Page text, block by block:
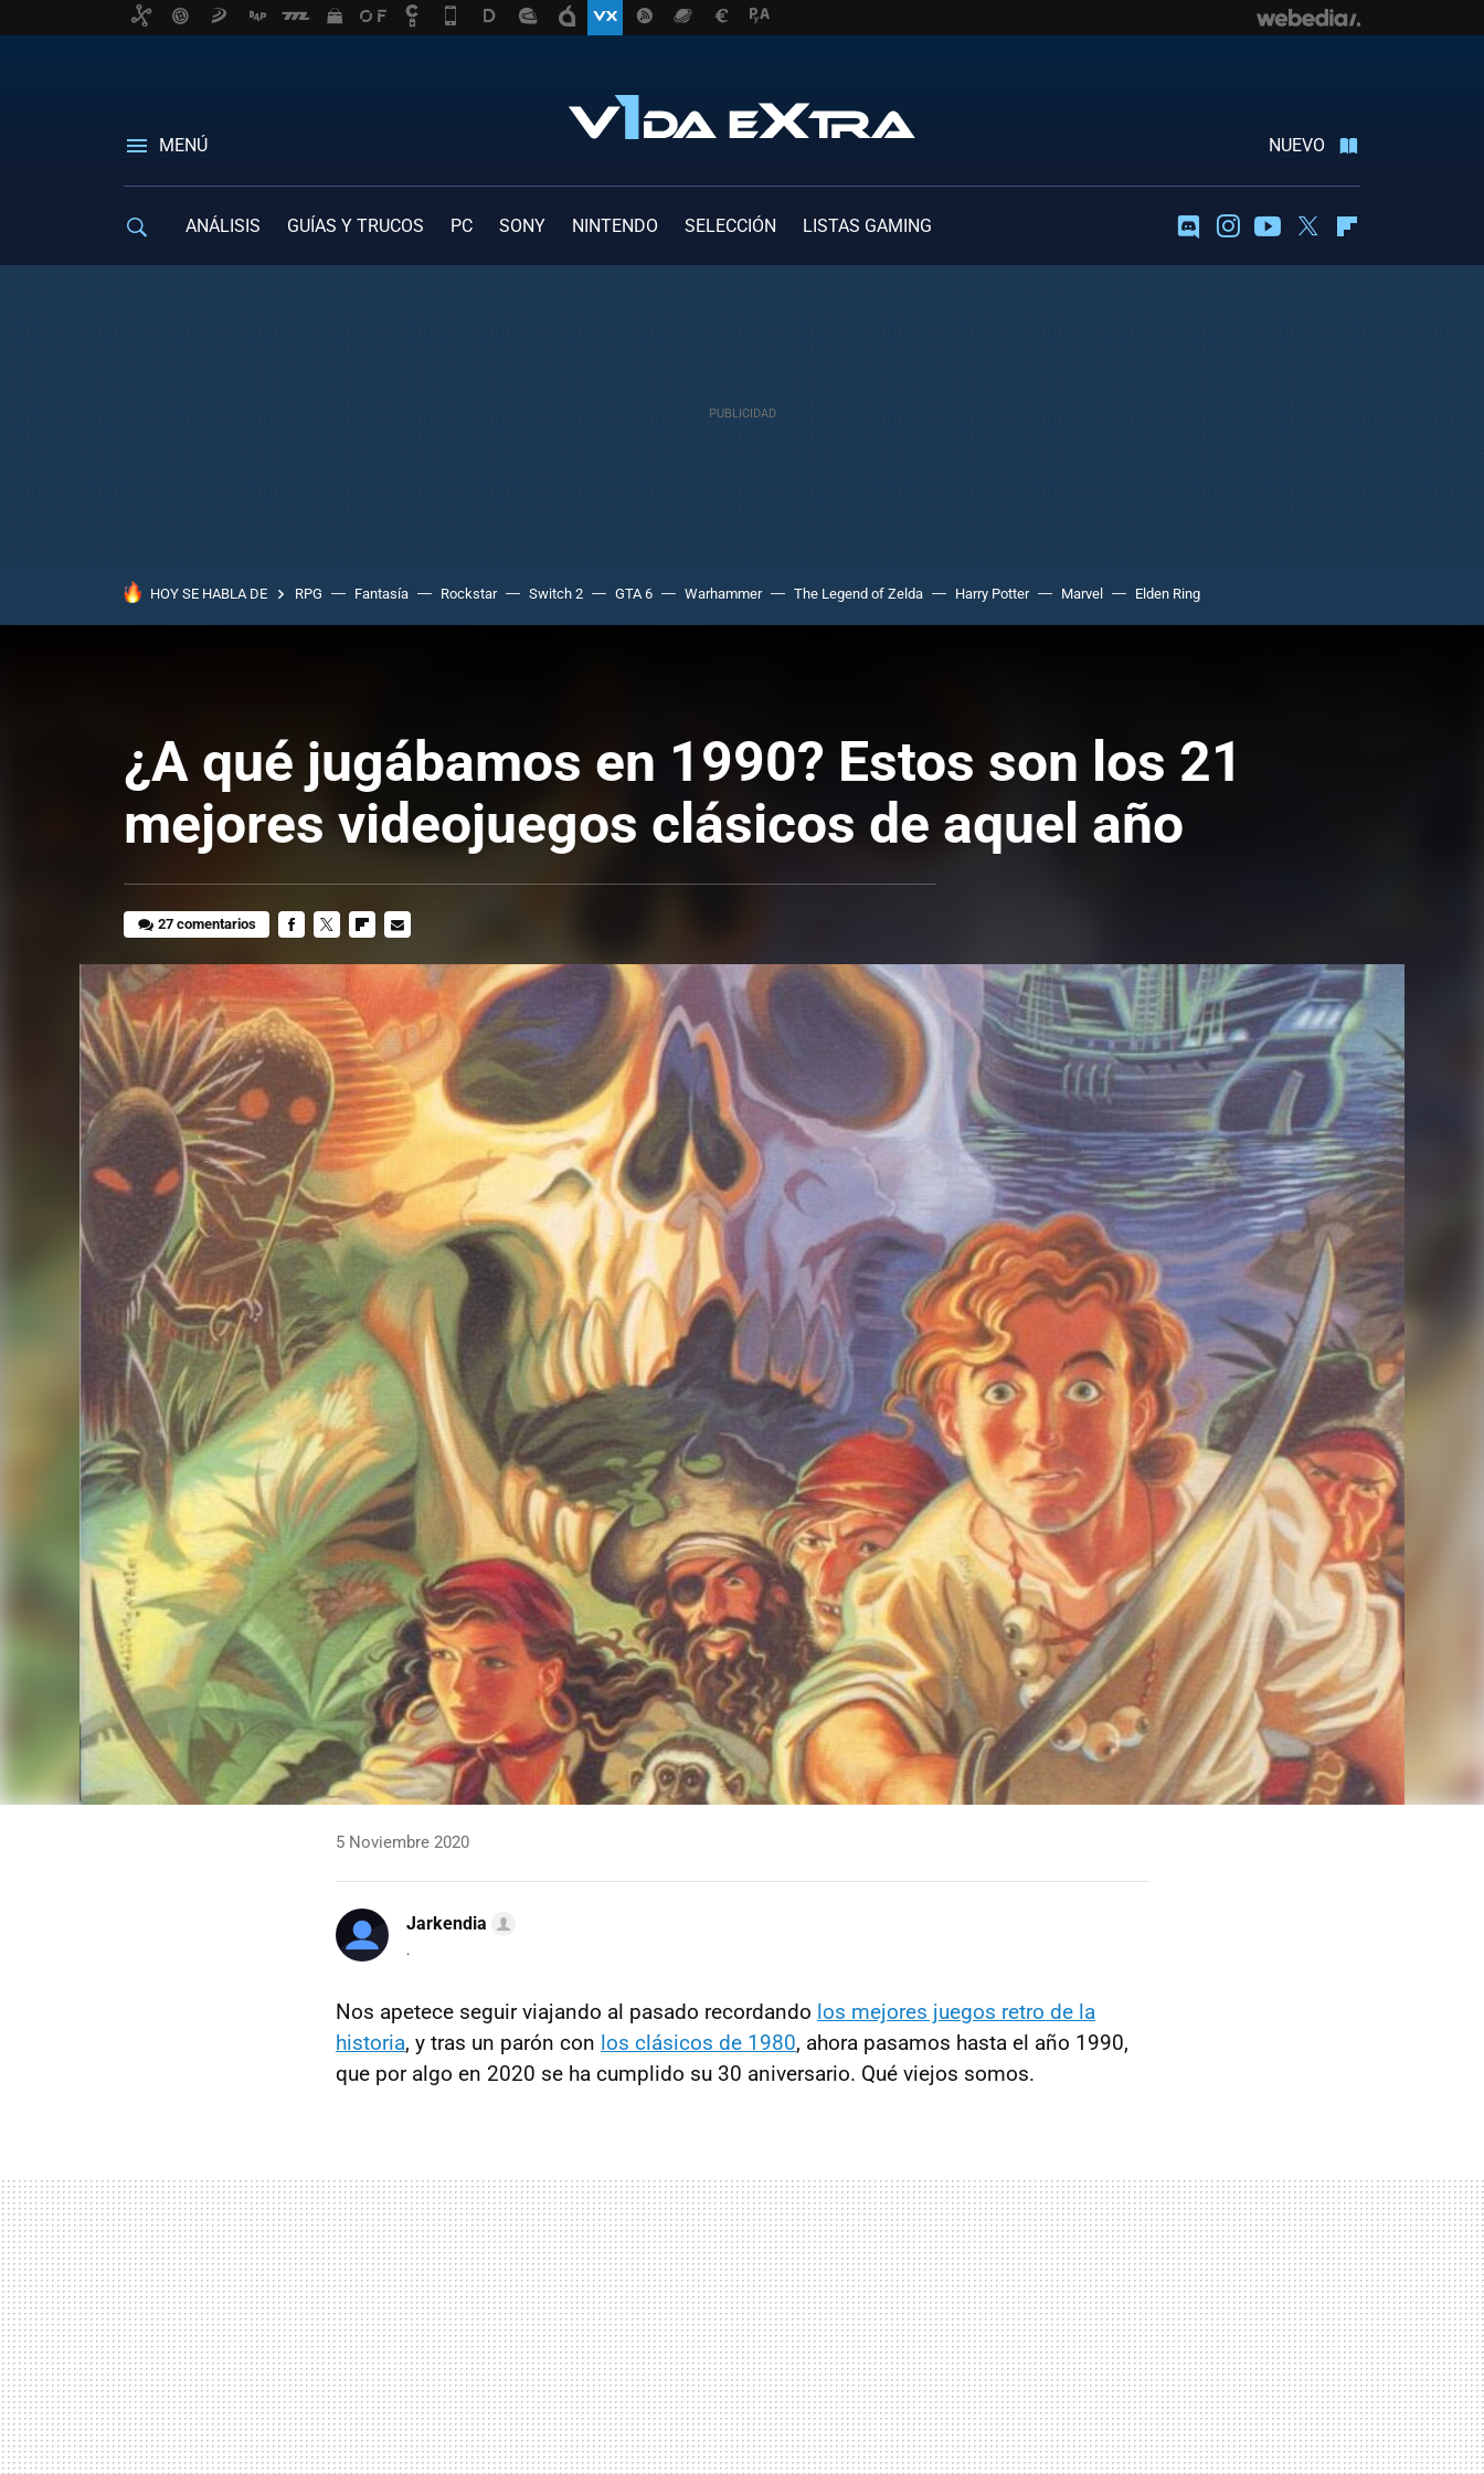
MENÚ NUEVO
ANÁLISIS GUÍAS Y TRUCOS PC SONY NINTENDO SELECCIÓN LISTAS GAMING DiscordInstagramYoutubeTwitter
HOY SE HABLA DE RPG Fantasía Rockstar Switch 2 GTA 6 Warhammer The Legend of Zelda Harry Potter Marvel Elden Ring
¿A qué jugábamos en 1990? Estos son los 21
mejores videojuegos clásicos de aquel año
27 comentarios
MAIL
5 Noviembre 2020
Jarkendia
.
Nos apetece seguir viajando al pasado recordando los mejores juegos retro de la
historia, y tras un parón con los clásicos de 1980, ahora pasamos hasta el año 1990,
que por algo en 2020 se ha cumplido su 30 aniversario. Qué viejos somos.